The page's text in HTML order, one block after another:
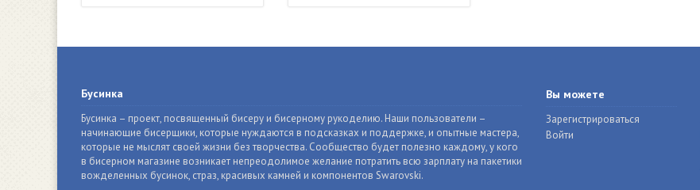
Бусинка
Бусинка – проект, посвященный бисеру и бисерному рукоделию. Наши пользователи –
начинающие бисерщики, которые нуждаются в подсказках и поддержке, и опытные мастера,
которые не мыслят своей жизни без творчества. Сообщество будет полезно каждому, у кого
в бисерном магазине возникает непреодолимое желание потратить всю зарплату на пакетики
вожделенных бусинок, страз, красивых камней и компонентов Swarovski.
Вы можете
Зарегистрироваться
Войти